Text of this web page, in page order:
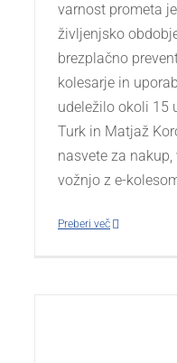
varnost prometa
življenjsko
brezplačno
kolesarje in
udeležilo okoli 15
Turk in Matjaž
nasvete za
vožnjo z e-
Preberi več